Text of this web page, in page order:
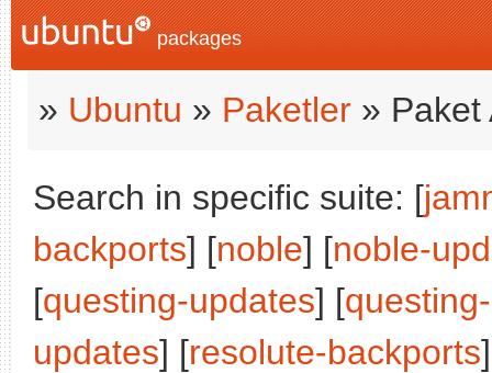
packages
» Ubuntu » Paketler » Paket
Search in specific suite: [
backports] [noble] [noble-
[questing-updates] [
updates] [resolute-backports